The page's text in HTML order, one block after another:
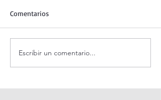
Santo Rosario de hoy
Domingo. Misterios
Comentarios
Escribir un comentario...